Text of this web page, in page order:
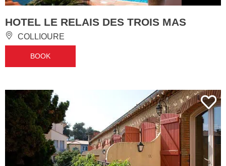
HOTEL LE RELAIS DES TROIS MAS
COLLIOURE
BOOK